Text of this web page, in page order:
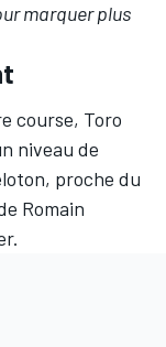
marquer plus
course, Toro
niveau de
proche du
Romain